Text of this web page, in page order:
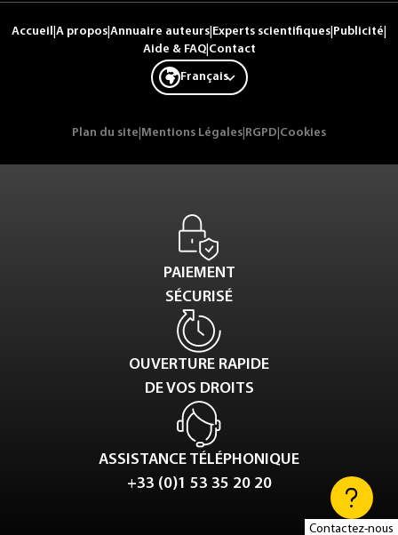
Contactez-nous
Accueil A propos Annuaire auteurs Experts scientifiques Publicité
Aide & FAQ| Contact
Français
Plan du site Mentions Légales RGPD Cookies
PAIEMENT
SÉCURISÉ
OUVERTURE RAPIDE
DE VOS DROITS
ASSISTANCE TÉLÉPHONIQUE
+33 (0)1 53 35 20 20